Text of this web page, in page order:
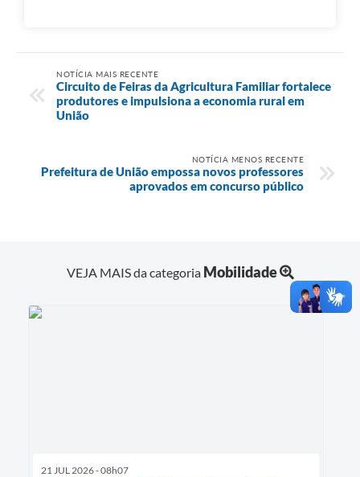
NOTÍCIA MAIS RECENTE
Circuito de Feiras da Agricultura Familiar fortalece
produtores e impulsiona a economia rural em
União
NOTÍCIA MENOS RECENTE
Prefeitura de União empossa novos professores
aprovados em concurso público
VEJA MAIS da categoria Mobilidade
21 JUL 2026 - 08h07